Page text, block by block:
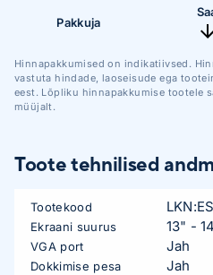
Pakkuja
Hinnapakkumised on indikatiivsed.
vastuta hindade, laoseisude ega
eest. Lõpliku hinnapakkumise tootele
müüjalt.
Toote tehnilised
Tootekood
Ekraani suurus 13" -
VGA port Jah
Dokkimise pesa Jah